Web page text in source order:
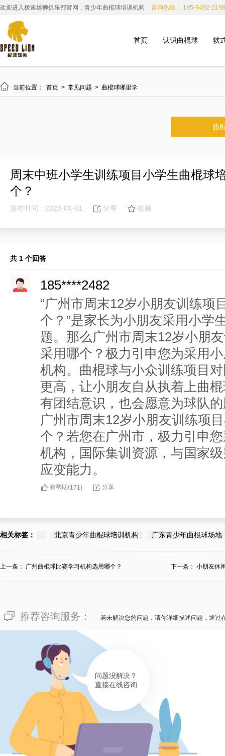
欢迎进入极速雄狮俱乐部官网，青少年曲棍球培训机构 咨询热线： 185-9492-2198
首页 认识曲棍球 软
 当前位置： 首页 > 常见问题 > 曲棍球哪里学
曲
周末中班小学生训练项目小学生曲棍球
个？
发布时间：2023-09-01 分享 收藏
共 1 个回答
185****2482
“广州市周末12岁小朋友训练项
个？”是家长为小朋友采用小学
题。那么广州市周末12岁小朋
采用哪个？极力引申您为采用
机构。曲棍球与小众训练项目
更高，让小朋友自从执着上曲
有团结意识，也会愿意为球队
广州市周末12岁小朋友训练项
个？若您在广州市，极力引申
机构，国际集训资源，与国家
应变能力。
有帮助(171 ) 分享
相关标签： 北京青少年曲棍球培训机构 广东青少年曲棍球场地
上一条： 广州曲棍球比赛学习机构选用哪个？ 下一条： 小朋友休
推荐咨询服务： 若未解决您的问题，请你详细描述问题，通过
问题没解决？
直接在线咨询